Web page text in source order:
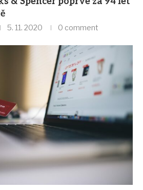
5. 11. 2020 0 comment